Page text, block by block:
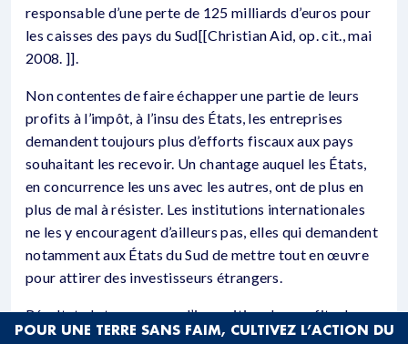
responsable d’une perte de 125 milliards d’euros pour
les caisses des pays du Sud[[Christian Aid, op. cit., mai
2008. ]].
Non contentes de faire échapper une partie de leurs
profits à l’impôt, à l’insu des États, les entreprises
demandent toujours plus d’efforts fiscaux aux pays
souhaitant les recevoir. Un chantage auquel les États,
en concurrence les uns avec les autres, ont de plus en
plus de mal à résister. Les institutions internationales
ne les y encouragent d’ailleurs pas, elles qui demandent
notamment aux États du Sud de mettre tout en œuvre
pour attirer des investisseurs étrangers.
Résultat : le taux moyen d’imposition des profits des
sociétés (IS) ne cesse de diminuer au plan mondial. Il
POUR UNE TERRE SANS FAIM, CULTIVEZ L’ACTION DU